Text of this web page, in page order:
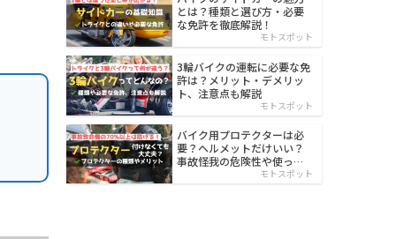
とは？種類と選び方・必要
な免許を徹底解説！
モトスポット
3輪バイクの運転に必要な免
許は？メリット・デメリッ
ト、注意点も解説
モトスポット
バイク用プロテクターは必
要？ヘルメットだけいい？
事故怪我の危険性や使った
方がいい部位も解説モトスポット